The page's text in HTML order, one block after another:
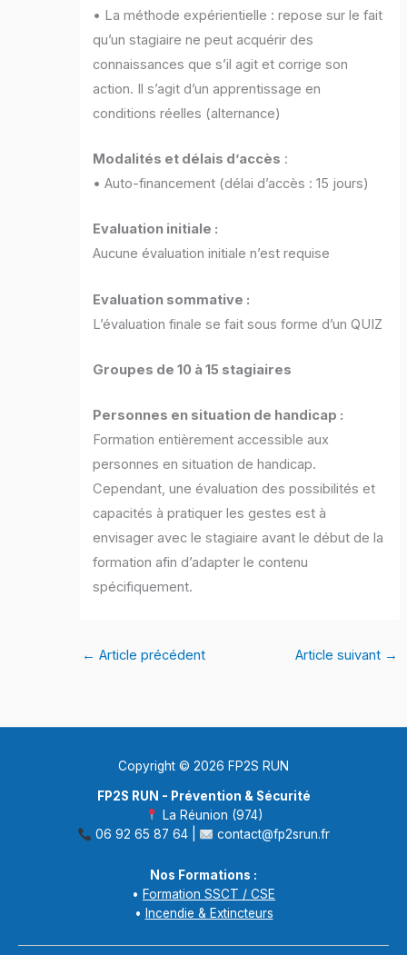
• La méthode expérientielle : repose sur le fait
qu’un stagiaire ne peut acquérir des
connaissances que s’il agit et corrige son
action. Il s’agit d’un apprentissage en
conditions réelles (alternance)
Modalités et délais d’accès :
• Auto-financement (délai d’accès : 15 jours)
Evaluation initiale :
Aucune évaluation initiale n’est requise
Evaluation sommative :
L’évaluation finale se fait sous forme d’un QUIZ
Groupes de 10 à 15 stagiaires
Personnes en situation de handicap :
Formation entièrement accessible aux
personnes en situation de handicap.
Cependant, une évaluation des possibilités et
capacités à pratiquer les gestes est à
envisager avec le stagiaire avant le début de la
formation afin d’adapter le contenu
spécifiquement.
← Article précédent Article suivant →
Copyright © 2026 FP2S RUN
FP2S RUN - Prévention & Sécurité
La Réunion (974)
06 92 65 87 64 |
contact@fp2srun.fr
Nos Formations :
• Formation SSCT / CSE
• Incendie & Extincteurs